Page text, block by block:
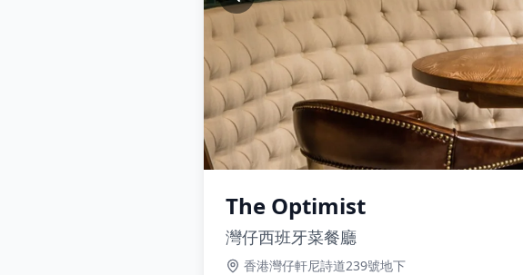
The Optimist
灣仔西班牙菜餐廳
香港灣仔軒尼詩道239號地下